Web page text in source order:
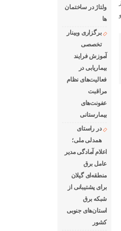
ولتاژ در ساختمان
ها
برگزاری وبینار
تخصصی
آموزش فرایند
بیماریابی در
فعالیت‌های نظام
مراقبت
عفونت‌های
بیمارستانی
در راستای
همدلی ملی؛
اعلام آمادگی مدیر
عامل برق
منطقه‌ای گیلان
برای پشتیبانی از
شبكه برق
استان‌های جنوبی
كشور